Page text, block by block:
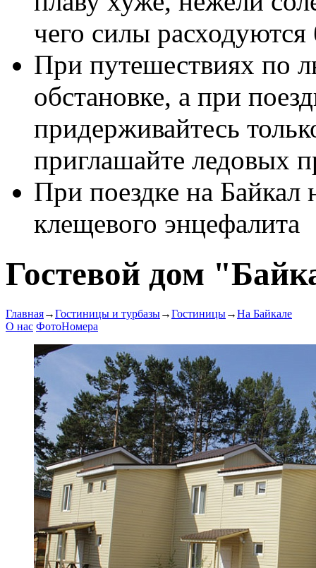
чего силы расходуются
При путешествиях по
обстановке, а при
придерживайтесь
пригла­шайте ледовых
При поездке на Байкал
клещевого энцефалита
Гостевой дом
Главная→Гостиницы и турбазы→Гостиницы→На Байкале
О нас ФотоНомера